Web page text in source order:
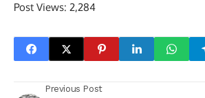
Post Views: 2,284
Previous Post